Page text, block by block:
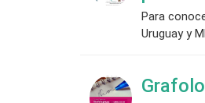
Para
Uruguay y